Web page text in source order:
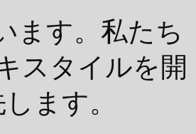
ます。私たち
スタイルを開
ます。